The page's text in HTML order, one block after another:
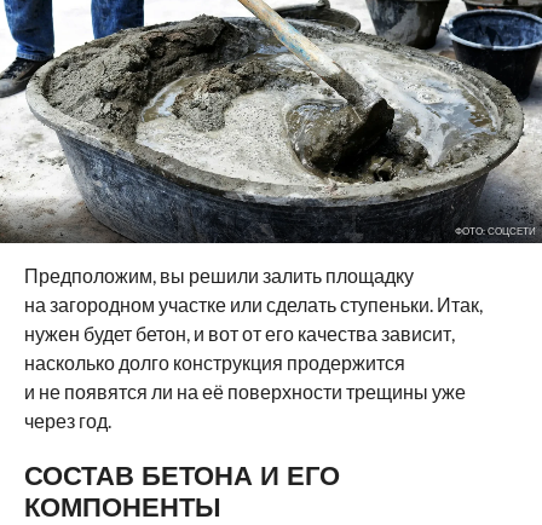
ФОТО: СОЦСЕТИ
Предположим, вы решили залить площадку
на загородном участке или сделать ступеньки. Итак,
нужен будет бетон, и вот от его качества зависит,
насколько долго конструкция продержится
и не появятся ли на её поверхности трещины уже
через год.
СОСТАВ БЕТОНА И ЕГО
КОМПОНЕНТЫ